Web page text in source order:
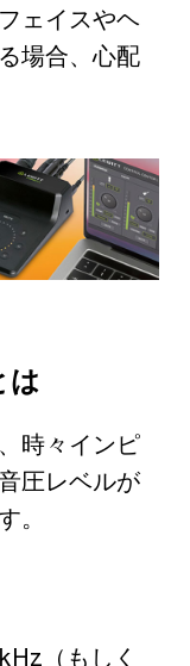
ェイスやヘ
場合、心配
は
時々インピ
圧レベルが
。
（もしく